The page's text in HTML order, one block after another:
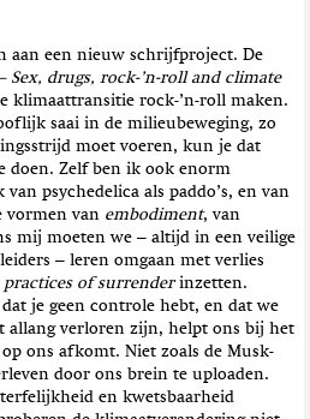
aan een nieuw schrijfproject. De
Sex, drugs, rock-’n-roll and climate
klimaattransitie rock-’n-roll maken.
saai in de milieubeweging, zo
moet voeren, kun je dat
doen. Zelf ben ik ook enorm
psychedelica als paddo’s, en van
vormen van embodiment, van
mij moeten we – altijd in een veilige
– leren omgaan met verlies
practices of surrenderinzetten.
je geen controle hebt, en dat we
allang verloren zijn, helpt ons bij het
ons afkomt. Niet zoals de Musk-
door ons brein te uploaden.
en kwetsbaarheid